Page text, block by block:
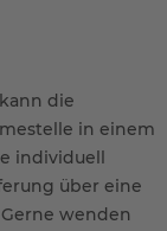
die
in einem
individuell
über eine
wenden